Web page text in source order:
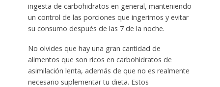
ingesta de carbohidratos en general, manteniendo
un control de las porciones que ingerimos y evitar
su consumo después de las 7 de la noche.
No olvides que hay una gran cantidad de
alimentos que son ricos en carbohidratos de
asimilación lenta, además de que no es realmente
necesario suplementar tu dieta. Estos